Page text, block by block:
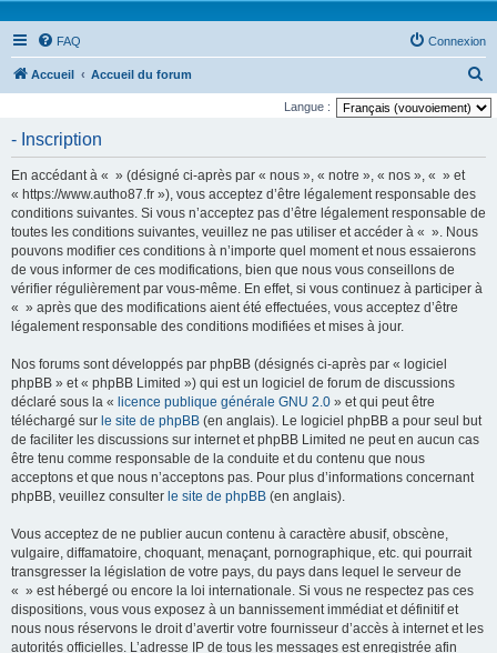
FAQ Connexion
Accueil Accueil du forum
e
Langue :
- Inscription
En accédant à « » (désigné ci-après par « nous », « notre », « nos », « » et
« https://www.autho87.fr »), vous acceptez d’être légalement responsable des
conditions suivantes. Si vous n’acceptez pas d’être légalement responsable de
toutes les conditions suivantes, veuillez ne pas utiliser et accéder à « ». Nous
pouvons modifier ces conditions à n’importe quel moment et nous essaierons
de vous informer de ces modifications, bien que nous vous conseillons de
vérifier régulièrement par vous-même. En effet, si vous continuez à participer à
« » après que des modifications aient été effectuées, vous acceptez d’être
légalement responsable des conditions modifiées et mises à jour.
Nos forums sont développés par phpBB (désignés ci-après par « logiciel
phpBB » et « phpBB Limited ») qui est un logiciel de forum de discussions
déclaré sous la « licence publique générale GNU 2.0 » et qui peut être
téléchargé sur le site de phpBB (en anglais). Le logiciel phpBB a pour seul but
de faciliter les discussions sur internet et phpBB Limited ne peut en aucun cas
être tenu comme responsable de la conduite et du contenu que nous
acceptons et que nous n’acceptons pas. Pour plus d’informations concernant
phpBB, veuillez consulter le site de phpBB (en anglais).
Vous acceptez de ne publier aucun contenu à caractère abusif, obscène,
vulgaire, diffamatoire, choquant, menaçant, pornographique, etc. qui pourrait
transgresser la législation de votre pays, du pays dans lequel le serveur de
« » est hébergé ou encore la loi internationale. Si vous ne respectez pas ces
dispositions, vous vous exposez à un bannissement immédiat et définitif et
nous nous réservons le droit d’avertir votre fournisseur d’accès à internet et les
autorités officielles. L’adresse IP de tous les messages est enregistrée afin